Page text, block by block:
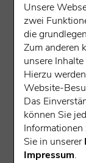
ȚȚȚ | F ȚȚȚ
Wengen
Unsere
zwei
die
Zum anderen
unsere
Hierzu
Website-
Das
können Sie
Sie in unserer
Impressum.